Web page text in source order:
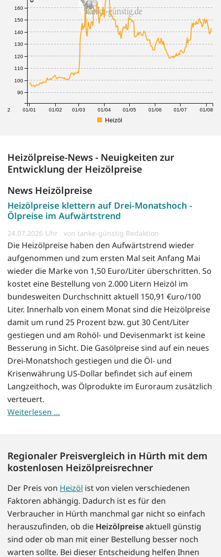
12 01/01 01/02 01/03 01/04 01/05 01/06 01/07 01/08
90
100
110
120
130
140
150
160
Heizöl
Heizölpreise-News - Neuigkeiten zur
Entwicklung der Heizölpreise
News Heizölpreise
Heizölpreise klettern auf Drei-Monatshoch -
Ölpreise im Aufwärtstrend
24.07.2026 von tanke-günstig Redaktion
Die Heizölpreise haben den Aufwärtstrend wieder
aufgenommen und zum ersten Mal seit Anfang Mai
wieder die Marke von 1,50 Euro/Liter überschritten. So
kostet eine Bestellung von 2.000 Litern Heizöl im
bundesweiten Durchschnitt aktuell 150,91 €uro/100
Liter. Innerhalb von einem Monat sind die Heizölpreise
damit um rund 25 Prozent bzw. gut 30 Cent/Liter
gestiegen und am Rohöl- und Devisenmarkt ist keine
Besserung in Sicht. Die Gasölpreise sind auf ein neues
Drei-Monatshoch gestiegen und die Öl- und
Krisenwährung US-Dollar befindet sich auf einem
Langzeithoch, was Ölprodukte im Euroraum zusätzlich
verteuert.
Weiterlesen …
Regionaler Preisvergleich in Hürth mit dem
kostenlosen Heizölpreisrechner
Der Preis von Heizöl ist von vielen verschiedenen
Faktoren abhängig. Dadurch ist es für den
Verbraucher in Hürth manchmal gar nicht so einfach
herauszufinden, ob die Heizölpreiseaktuell günstig
sind oder ob man mit einer Bestellung besser noch
warten sollte. Bei dieser Entscheidung helfen Ihnen